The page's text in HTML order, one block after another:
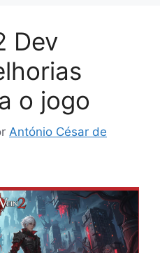
Dev
o jogo
António César de